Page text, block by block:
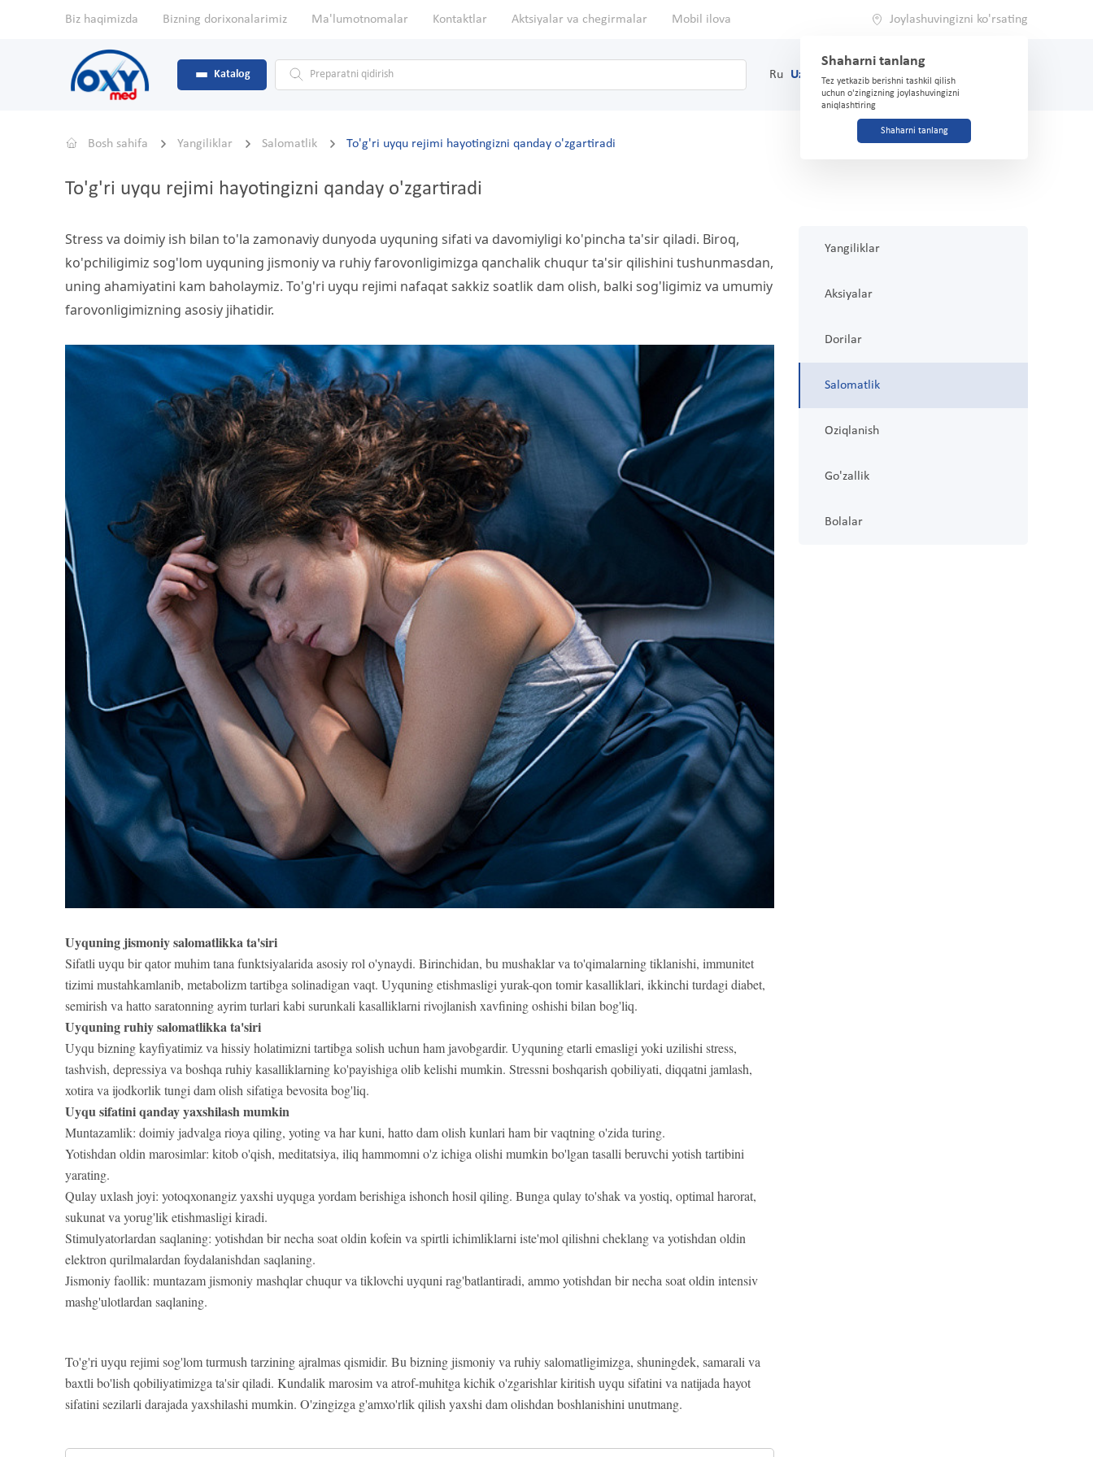
Biz haqimizda Bizning dorixonalarimiz Ma'lumotnomalar Kontaktlar Aktsiyalar va chegirmalar Mobil ilova Joylashuvingizni ko'rsating
Shaharni tanlang
Tez yetkazib berishni tashkil qilish
uchun o'zingizning joylashuvingizni
aniqlashtiring
Shaharni tanlang
Katalog Ru Uz (71) 200-03-03
Bosh sahifa Yangiliklar Salomatlik To'g'ri uyqu rejimi hayotingizni qanday o'zgartiradi
To'g'ri uyqu rejimi hayotingizni qanday o'zgartiradi
Stress va doimiy ish bilan to'la zamonaviy dunyoda uyquning sifati va davomiyligi ko'pincha ta'sir qiladi. Biroq,
ko'pchiligimiz sog'lom uyquning jismoniy va ruhiy farovonligimizga qanchalik chuqur ta'sir qilishini tushunmasdan,
uning ahamiyatini kam baholaymiz. To'g'ri uyqu rejimi nafaqat sakkiz soatlik dam olish, balki sog'ligimiz va umumiy
farovonligimizning asosiy jihatidir.
Uyquning jismoniy salomatlikka ta'siri
Sifatli uyqu bir qator muhim tana funktsiyalarida asosiy rol o'ynaydi. Birinchidan, bu mushaklar va to'qimalarning tiklanishi, immunitet
tizimi mustahkamlanib, metabolizm tartibga solinadigan vaqt. Uyquning etishmasligi yurak-qon tomir kasalliklari, ikkinchi turdagi diabet,
semirish va hatto saratonning ayrim turlari kabi surunkali kasalliklarni rivojlanish xavfining oshishi bilan bog'liq.
Uyquning ruhiy salomatlikka ta'siri
Uyqu bizning kayfiyatimiz va hissiy holatimizni tartibga solish uchun ham javobgardir. Uyquning etarli emasligi yoki uzilishi stress,
tashvish, depressiya va boshqa ruhiy kasalliklarning ko'payishiga olib kelishi mumkin. Stressni boshqarish qobiliyati, diqqatni jamlash,
xotira va ijodkorlik tungi dam olish sifatiga bevosita bog'liq.
Uyqu sifatini qanday yaxshilash mumkin
Muntazamlik: doimiy jadvalga rioya qiling, yoting va har kuni, hatto dam olish kunlari ham bir vaqtning o'zida turing.
Yotishdan oldin marosimlar: kitob o'qish, meditatsiya, iliq hammomni o'z ichiga olishi mumkin bo'lgan tasalli beruvchi yotish tartibini
yarating.
Qulay uxlash joyi: yotoqxonangiz yaxshi uyquga yordam berishiga ishonch hosil qiling. Bunga qulay to'shak va yostiq, optimal harorat,
sukunat va yorug'lik etishmasligi kiradi.
Stimulyatorlardan saqlaning: yotishdan bir necha soat oldin kofein va spirtli ichimliklarni iste'mol qilishni cheklang va yotishdan oldin
elektron qurilmalardan foydalanishdan saqlaning.
Jismoniy faollik: muntazam jismoniy mashqlar chuqur va tiklovchi uyquni rag'batlantiradi, ammo yotishdan bir necha soat oldin intensiv
mashg'ulotlardan saqlaning.
To'g'ri uyqu rejimi sog'lom turmush tarzining ajralmas qismidir. Bu bizning jismoniy va ruhiy salomatligimizga, shuningdek, samarali va
baxtli bo'lish qobiliyatimizga ta'sir qiladi. Kundalik marosim va atrof-muhitga kichik o'zgarishlar kiritish uyqu sifatini va natijada hayot
sifatini sezilarli darajada yaxshilashi mumkin. O'zingizga g'amxo'rlik qilish yaxshi dam olishdan boshlanishini unutmang.
Yangiliklar
Aksiyalar
Dorilar
Salomatlik
Oziqlanish
Go'zallik
Bolalar